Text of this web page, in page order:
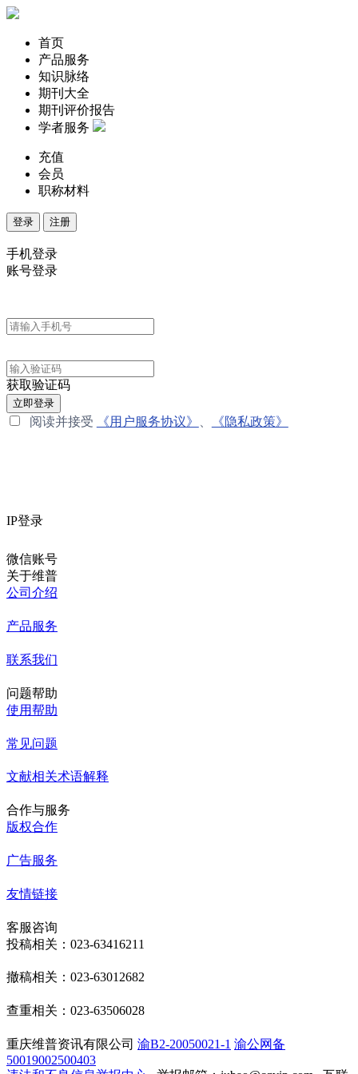
首页
产品服务
知识脉络
期刊大全
期刊评价报告
学者服务
充值
会员
职称材料
登录 注册
手机登录
账号登录
获取验证码
立即登录
阅读并接受 《用户服务协议》 《隐私政策》
IP登录
微信账号
关于维普
公司介绍
产品服务
联系我们
问题帮助
使用帮助
常见问题
文献相关术语解释
合作与服务
版权合作
广告服务
友情链接
客服咨询
投稿相关：023-63416211
撤稿相关：023-63012682
查重相关：023-63506028
重庆维普资讯有限公司 渝B2-20050021-1 渝公网备
50019002500403